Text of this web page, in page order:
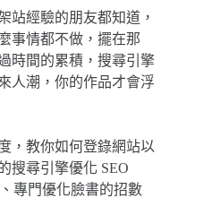
站經驗的朋友都知道，
事情都不做，擺在那
時間的累積，搜尋引擎
人潮，你的作品才會浮
，教你如何登錄網站以
搜尋引擎優化 SEO
、專門優化臉書的招數